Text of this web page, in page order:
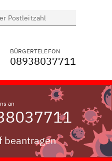
WECHSELN
BÜRGERTELEFON
08938037711
an
beantragen